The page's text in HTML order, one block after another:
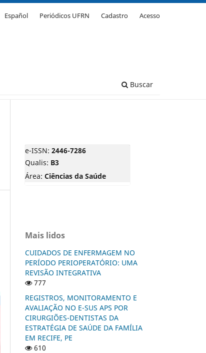
Buscar
Español Periódicos UFRN Cadastro Acesso
e-ISSN: 2446-7286
Qualis: B3
Área: Ciências da Saúde
Mais lidos
CUIDADOS DE ENFERMAGEM NO
PERÍODO PERIOPERATÓRIO: UMA
REVISÃO INTEGRATIVA
777
REGISTROS, MONITORAMENTO E
AVALIAÇÃO NO E-SUS APS POR
CIRURGIÕES-DENTISTAS DA
ESTRATÉGIA DE SAÚDE DA FAMÍLIA
EM RECIFE, PE
610